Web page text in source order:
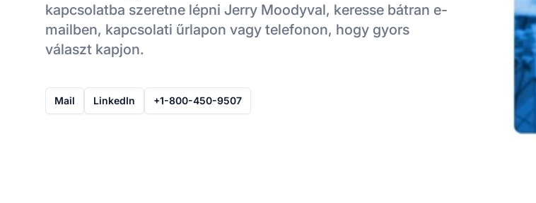
kapcsolatba szeretne lépni Jerry Moodyval, keresse bátran e-
mailben, kapcsolati űrlapon vagy telefonon, hogy gyors
választ kapjon.
Mail LinkedIn +1-800-450-9507